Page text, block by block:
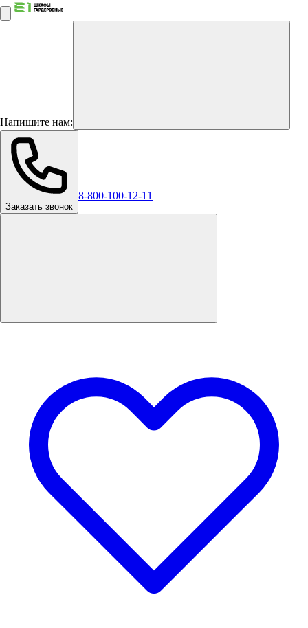
Напишите нам:
Заказать звонок
8-800-100-12-11